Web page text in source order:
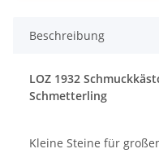
Beschreibung
LOZ 1932
Schmetterling
Kleine Steine für